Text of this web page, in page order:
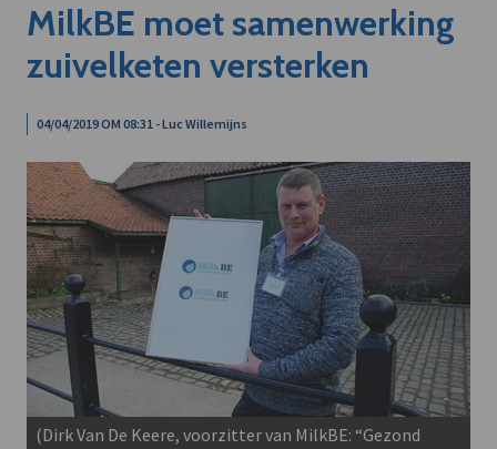
MilkBE moet samenwerking
zuivelketen versterken
04/04/2019 OM 08:31 - Luc Willemijns
(Dirk Van De Keere, voorzitter van MilkBE: “Gezond